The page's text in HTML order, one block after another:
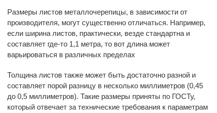
Размеры листов металлочерепицы, в зависимости от
производителя, могут существенно отличаться. Например,
если ширина листов, практически, везде стандартна и
составляет где-то 1,1 метра, то вот длина может
варьироваться в различных пределах
Толщина листов также может быть достаточно разной и
составляет порой разницу в несколько миллиметров (0,45
до 0,5 миллиметров). Такие размеры приняты по ГОСТу,
который отвечает за технические требования к параметрам